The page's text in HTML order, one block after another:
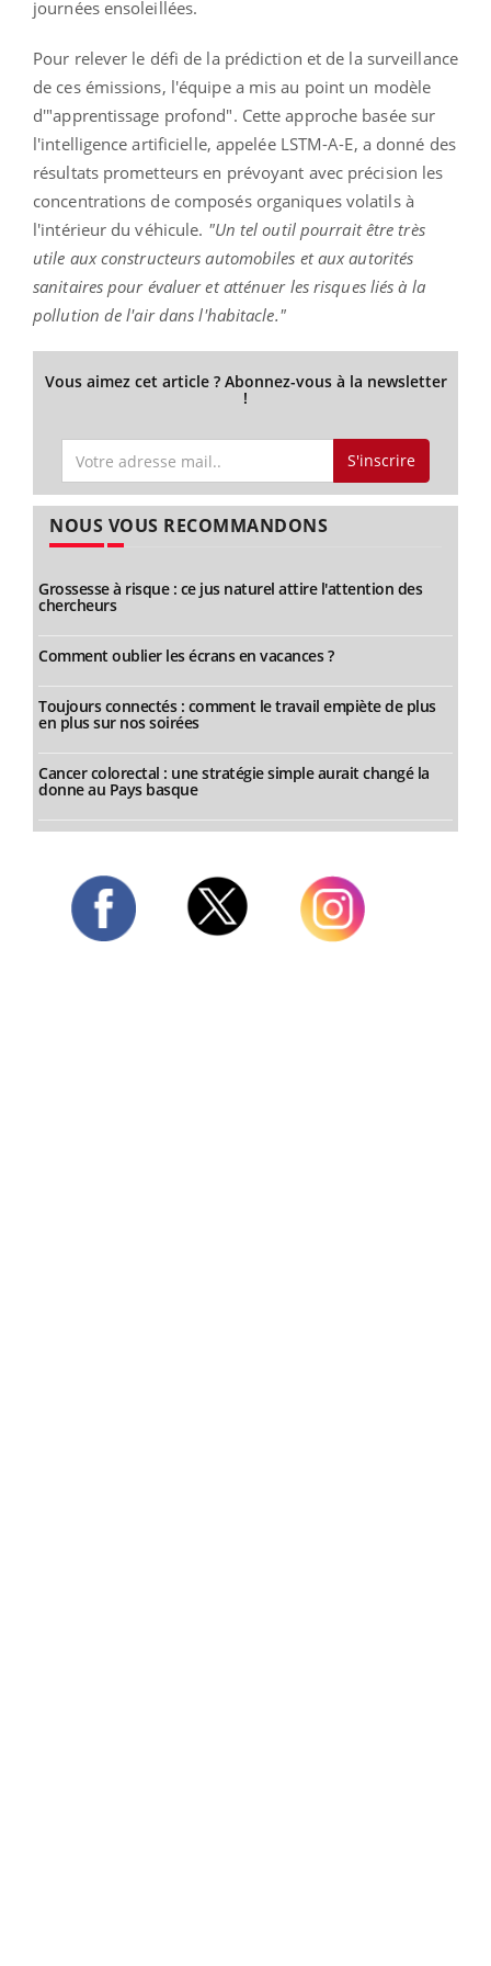
journées ensoleillées.
Pour relever le défi de la prédiction et de la surveillance
de ces émissions, l'équipe a mis au point un modèle
d'"apprentissage profond". Cette approche basée sur
l'intelligence artificielle, appelée LSTM-A-E, a donné des
résultats prometteurs en prévoyant avec précision les
concentrations de composés organiques volatils à
l'intérieur du véhicule. "Un tel outil pourrait être très
utile aux constructeurs automobiles et aux autorités
sanitaires pour évaluer et atténuer les risques liés à la
pollution de l'air dans l'habitacle."
Vous aimez cet article ? Abonnez-vous à la newsletter
!
S'inscrire
NOUS VOUS RECOMMANDONS
Grossesse à risque : ce jus naturel attire l'attention des
chercheurs
Comment oublier les écrans en vacances ?
Toujours connectés : comment le travail empiète de plus
en plus sur nos soirées
Cancer colorectal : une stratégie simple aurait changé la
donne au Pays basque